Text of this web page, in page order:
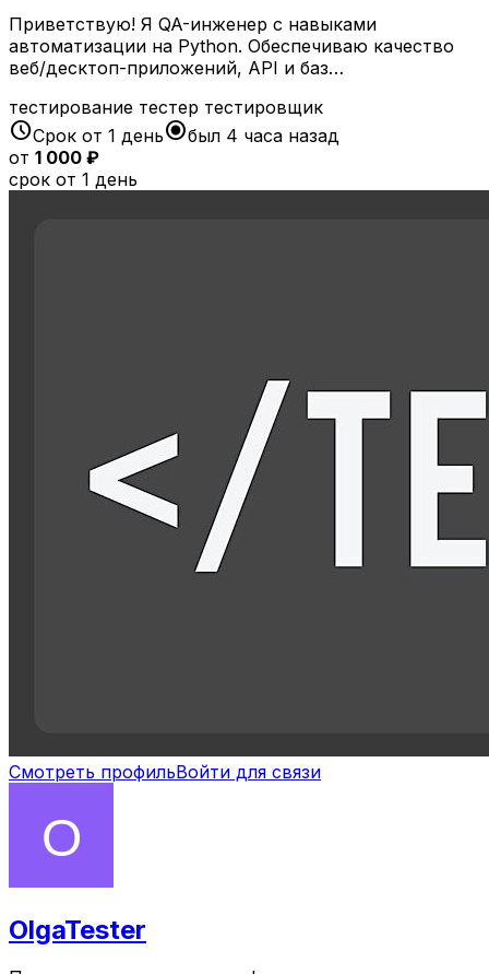
Приветствую! Я QA-инженер с навыками
автоматизации на Python. Обеспечиваю качество
веб/десктоп-приложений, API и баз…
тестирование тестер тестировщик
scheduleСрок от 1 деньradio_button_checkedбыл 4 часа назад
от 1 000 ₽
срок от 1 день
Смотреть профильВойти для связи
OlgaTester